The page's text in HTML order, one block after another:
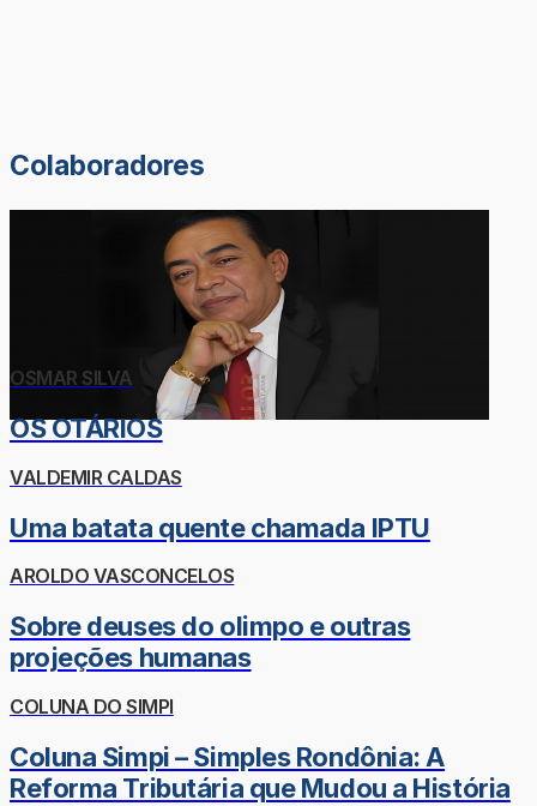
Colaboradores
OSMAR SILVA
OS OTÁRIOS
VALDEMIR CALDAS
Uma batata quente chamada IPTU
AROLDO VASCONCELOS
Sobre deuses do olimpo e outras
projeções humanas
COLUNA DO SIMPI
Coluna Simpi – Simples Rondônia: A
Reforma Tributária que Mudou a História